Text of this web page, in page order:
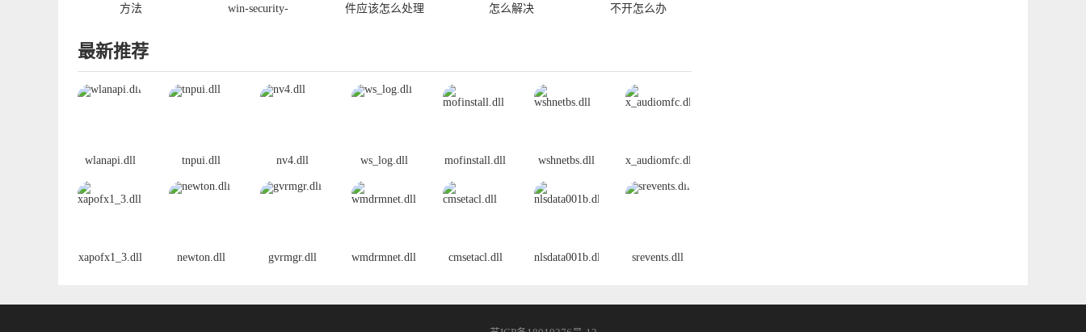
方法
win-security-
件应该怎么处理
怎么解决
不开怎么办
最新推荐
wlanapi.dll tnpui.dll nv4.dll ws_log.dll mofinstall.dll wshnetbs.dll x_audiomfc.dll
xapofx1_3.dll newton.dll gvrmgr.dll wmdrmnet.dll cmsetacl.dll nlsdata001b.dll srevents.dll